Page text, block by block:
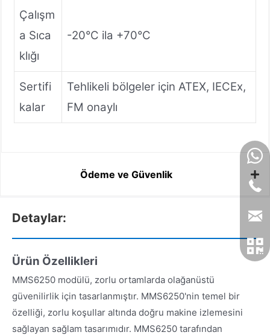
Çalışm
a Sıca
klığı
-20°C ila +70°C
Sertifi
kalar
Tehlikeli bölgeler için ATEX, IECEx,
FM onaylı
Ödeme ve Güvenlik
Detaylar:
Ürün Özellikleri
MMS6250 modülü, zorlu ortamlarda olağanüstü
güvenilirlik için tasarlanmıştır. MMS6250'nin temel bir
özelliği, zorlu koşullar altında doğru makine izlemesini
sağlayan sağlam tasarımıdır. MMS6250 tarafından